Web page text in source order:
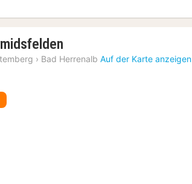
Nacht
› Bad Herrenalb Auf der Karte anzeigen